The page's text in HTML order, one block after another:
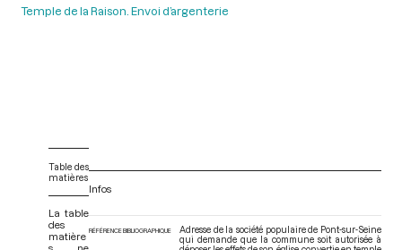
Temple de la Raison. Envoi d’argenterie
Table des
matières
La table
des
matière
s ne
Infos
RÉFÉRENCE BIBLIOGRAPHIQUE
Adresse de la société populaire de Pont-sur-Seine
qui demande que la commune soit autorisée à